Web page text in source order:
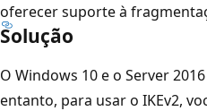
oferecer suporte à
Solução
O Windows 10 e o Server
entanto, para usar o IKEv2,